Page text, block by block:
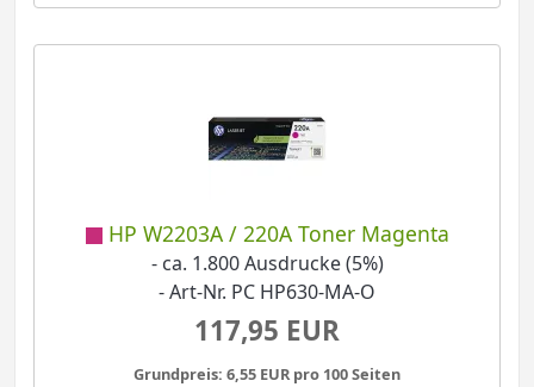
HP W2203A / 220A Toner Magenta
- ca. 1.800 Ausdrucke (5%)
- Art-Nr. PC HP630-MA-O
117,95 EUR
Grundpreis: 6,55 EUR pro 100 Seiten